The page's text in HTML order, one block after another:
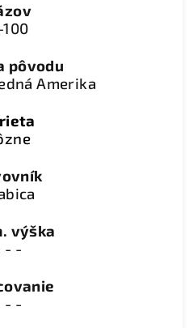
100
pôvodu
Amerika
výška
- -
- -